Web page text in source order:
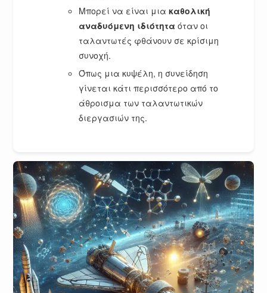
Μπορεί να είναι μιακαθολική
αναδυόμενη ιδιότητα όταν οι
ταλαντωτές φθάνουν σε κρίσιμη
συνοχή.
Όπως μια κυψέλη, η συνείδηση
γίνεται κάτι περισσότερο από το
άθροισμα των ταλαντωτικών
διεργασιών της.